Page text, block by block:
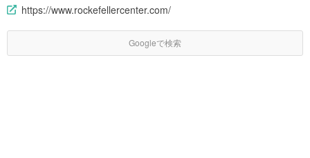
https://www.rockefellercenter.com/
Googleで検索